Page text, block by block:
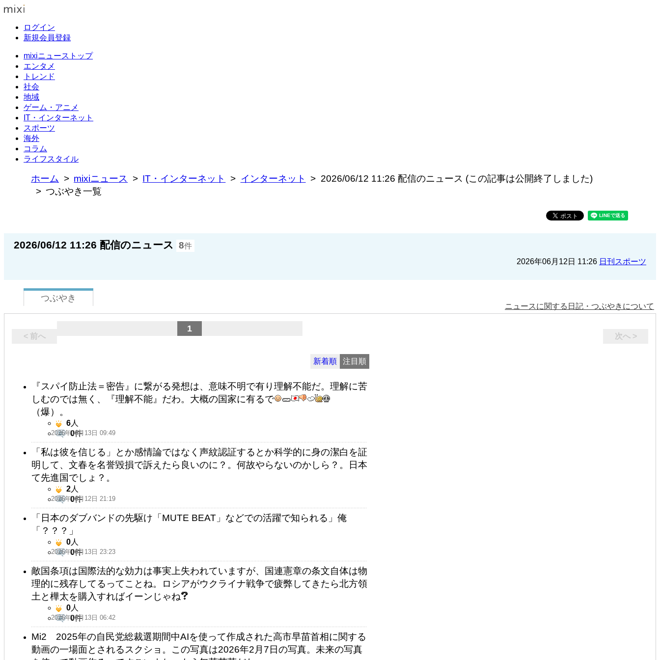
ログイン
新規会員登録
mixiニューストップ
エンタメ
トレンド
社会
地域
ゲーム・アニメ
IT・インターネット
スポーツ
海外
コラム
ライフスタイル
ホーム mixiニュース IT・インターネット インターネット
2026/06/12 11:26 配信のニュース (この記事は公開終了しました)
つぶやき一覧
2026/06/12 11:26 配信のニュース 8件
2026年06月12日 11:26 日刊スポーツ
つぶやき
ニュースに関する日記・つぶやきについて
< 前へ
1
次へ >
新着順 注目順
『スパイ防止法＝密告』に繋がる発想は、意味不明で有り理解不能だ。理解に苦
しむのでは無く、『理解不能』だわ。大概の国家に有るで
🥒
（爆）。
2026年06月13日 09:49
6人
0件
「私は彼を信じる」とか感情論ではなく声紋認証するとか科学的に身の潔白を証
明して、文春を名誉毀損で訴えたら良いのに？。何故やらないのかしら？。日本
て先進国でしょ？。
2026年06月12日 21:19
2人
0件
「日本のダブバンドの先駆け「MUTE BEAT」などでの活躍で知られる」俺
「？？？」
2026年06月13日 23:23
0人
0件
敵国条項は国際法的な効力は事実上失われていますが、国連憲章の条文自体は物
理的に残存してるってことね。ロシアがウクライナ戦争で疲弊してきたら北方領
土と樺太を購入すればイーンじゃね
2026年06月13日 06:42
0人
0件
Mi2 2025年の自民党総裁選期間中AIを使って作成された高市早苗首相に関する
動画の一場面とされるスクショ。この写真は2026年2月7日の写真。未来の写真